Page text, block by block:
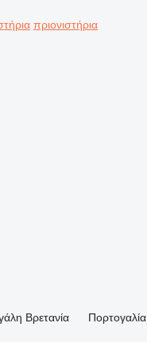
πριονιστήρια
Βρετανία Πορτογαλία